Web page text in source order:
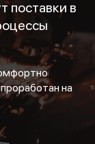
поставки в
на